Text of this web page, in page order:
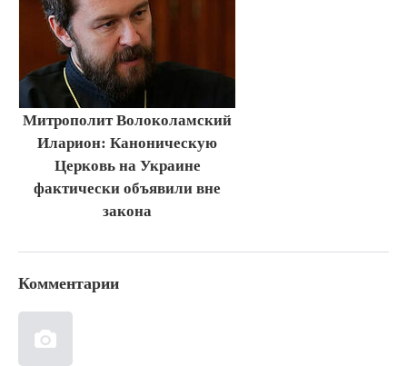
Митрополит Волоколамский
Иларион: Каноническую
Церковь на Украине
фактически объявили вне
закона
Комментарии